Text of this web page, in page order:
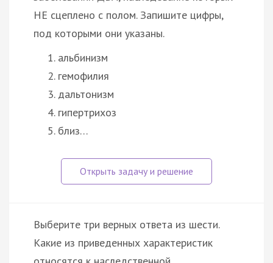
НЕ сцеплено с полом. Запишите цифры,
под которыми они указаны.
альбинизм
гемофилия
дальтонизм
гипертрихоз
близ…
Выберите три верных ответа из шести.
Какие из приведенных характеристик